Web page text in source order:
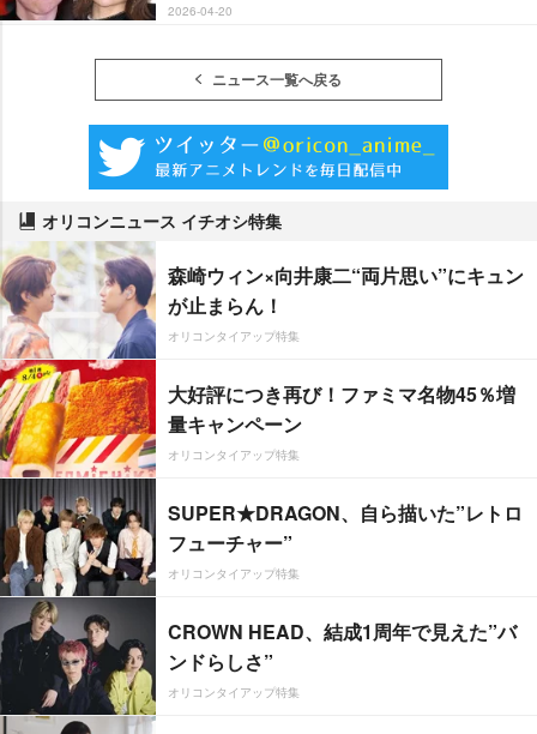
2026-04-20
ニュース一覧へ戻る
オリコンニュース イチオシ特集
森崎ウィン×向井康二“両片思い”にキュン
が止まらん！
オリコンタイアップ特集
大好評につき再び！ファミマ名物45％増
量キャンペーン
オリコンタイアップ特集
SUPER★DRAGON、自ら描いた”レトロ
フューチャー”
オリコンタイアップ特集
CROWN HEAD、結成1周年で見えた”バ
ンドらしさ”
オリコンタイアップ特集